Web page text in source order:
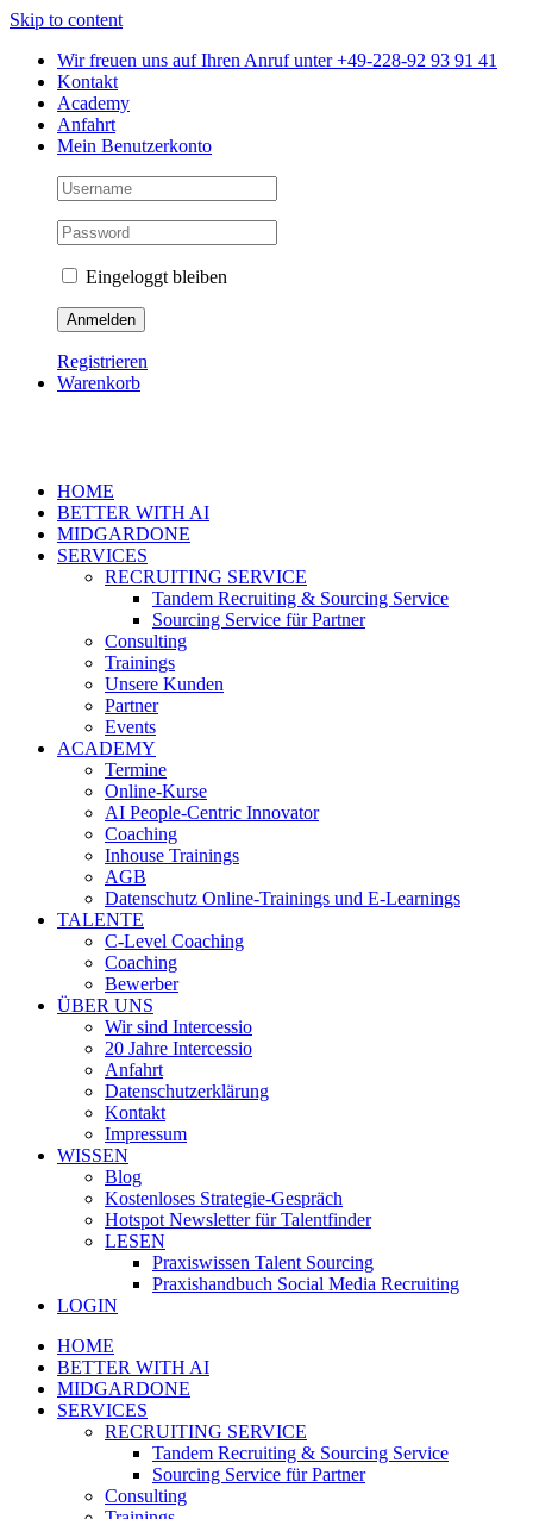
Skip to content
Wir freuen uns auf Ihren Anruf unter +49-228-92 93 91 41
Kontakt
Academy
Anfahrt
Mein Benutzerkonto
Eingeloggt bleiben
Registrieren
Warenkorb
HOME
BETTER WITH AI
MIDGARDONE
SERVICES
RECRUITING SERVICE
Tandem Recruiting & Sourcing Service
Sourcing Service für Partner
Consulting
Trainings
Unsere Kunden
Partner
Events
ACADEMY
Termine
Online-Kurse
AI People-Centric Innovator
Coaching
Inhouse Trainings
AGB
Datenschutz Online-Trainings und E-Learnings
TALENTE
C-Level Coaching
Coaching
Bewerber
ÜBER UNS
Wir sind Intercessio
20 Jahre Intercessio
Anfahrt
Datenschutzerklärung
Kontakt
Impressum
WISSEN
Blog
Kostenloses Strategie-Gespräch
Hotspot Newsletter für Talentfinder
LESEN
Praxiswissen Talent Sourcing
Praxishandbuch Social Media Recruiting
LOGIN
HOME
BETTER WITH AI
MIDGARDONE
SERVICES
RECRUITING SERVICE
Tandem Recruiting & Sourcing Service
Sourcing Service für Partner
Consulting